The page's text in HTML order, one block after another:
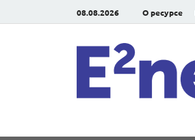
08.08.2026 О ресурсе